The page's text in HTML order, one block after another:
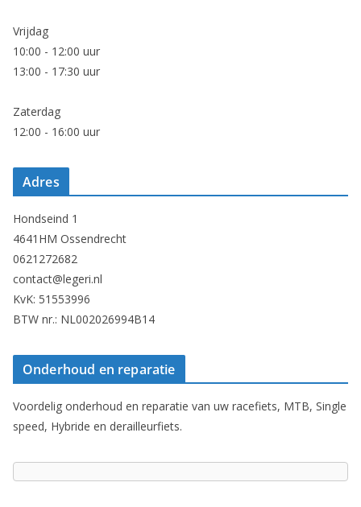
Vrijdag
10:00 - 12:00 uur
13:00 - 17:30 uur
Zaterdag
12:00 - 16:00 uur
Adres
Hondseind 1
4641HM Ossendrecht
0621272682
contact@legeri.nl
KvK: 51553996
BTW nr.: NL002026994B14
Onderhoud en reparatie
Voordelig onderhoud en reparatie van uw racefiets, MTB, Single
speed, Hybride en derailleurfiets.